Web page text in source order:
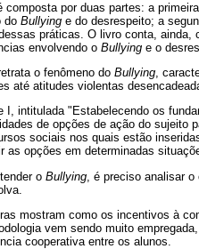
composta por duas partes: a
do Bullying e do desrespeito; a
práticas. O livro conta, ainda,
envolvendo o Bullying e o
o fenômeno do Bullying,
até atitudes violentas
I, intitulada "Estabelecendo os
de opções de ação do sujeito
sociais nos quais estão
as opções em determinadas
o Bullying , é preciso analisar
mostram como os incentivos à
vem sendo muito
cooperativa entre os alunos.